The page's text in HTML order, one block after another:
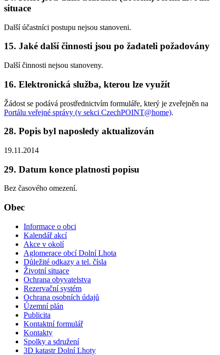
situace
Další účastníci postupu nejsou stanoveni.
15. Jaké další činnosti jsou po žadateli požadovány
Další činnosti nejsou stanoveny.
16. Elektronická služba, kterou lze využít
Žádost se podává prostřednictvím formuláře, který je zveřejněn na
Portálu veřejné správy (v sekci CzechPOINT@home).
28. Popis byl naposledy aktualizován
19.11.2014
29. Datum konce platnosti popisu
Bez časového omezení.
Obec
Informace o obci
Kalendář akcí
Akce v okolí
Aglomerace obcí Dolní Lhota
Důležité odkazy a tel. čísla
Životní situace
Ochrana obyvatelstva
Rezervační systém
Ochrana osobních údajů
Územní plán
Publicita
Kontaktní formulář
Kontakty
Spolky a sdružení
3D katastr Dolní Lhoty